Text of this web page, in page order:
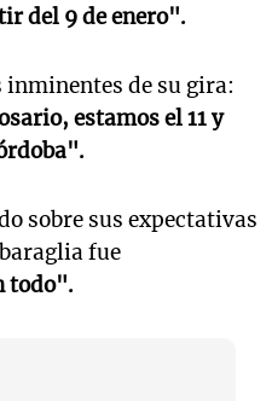
del 9 de enero".
de su gira:
estamos el 11 y
sobre sus expectativas
fue
todo".